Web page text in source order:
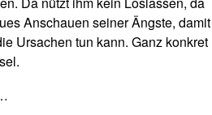
Anschauen seiner Ängste, damit
Ursachen tun kann. Ganz konkret